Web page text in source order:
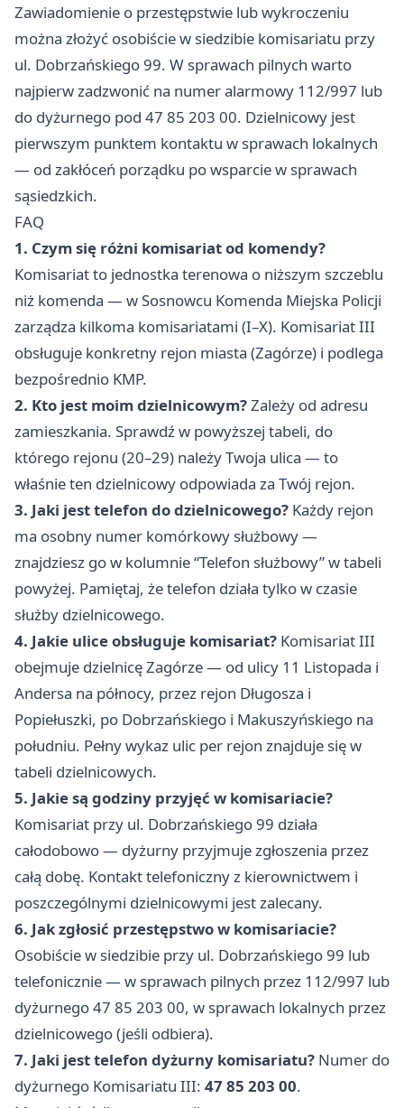
Mehoffera, Klonowa
od 1 do 25, Klonowa
od 2 do 12, Kornela
Makuszyńskiego od 1
do 7, Kornela
Makuszyńskiego od 2
do 6, Majora Henryka
Henryka Hubala
Dobrzańskiego od
112 do 154, Porębska,
Środkowa, Wschodnia,
Zagórska, Źródlana
Górnicza, Gwiezdna,
Ignacego Krasickiego,
Jedności, Józefa
Lompy, Józefa
Pomian-
Pomianowskiego,
Karola Miarki,
Katowicka, Klonowa
Kolejowa, Kornela
Makuszyńskiego od 9
do 63, Kornela
do 44, Łódzka,
Łużycka, Majora
Dobrzańskiego od 2
do 110, Majora
Henryka Hubala
Dobrzańskiego od 1
do 97, Majora
Henryka
Sucharskiego,
Olsztyńska, Podgórna,
Rewolucji 1905,
Maksymiliana Kolbe,
Tarnowska, Walerego
Wróblewskiego,
Waleriana
Łukasińskiego,
Zachodnia, Zdrojowa,
Zielonogórska
Zawiadomienie o przestępstwie lub wykroczeniu
można złożyć osobiście w siedzibie komisariatu przy
ul. Dobrzańskiego 99. W sprawach pilnych warto
najpierw zadzwonić na numer alarmowy 112/997 lub
do dyżurnego pod 47 85 203 00. Dzielnicowy jest
pierwszym punktem kontaktu w sprawach lokalnych
— od zakłóceń porządku po wsparcie w sprawach
sąsiedzkich.
FAQ
1. Czym się różni komisariat od komendy?
Komisariat to jednostka terenowa o niższym szczeblu
niż komenda — w Sosnowcu Komenda Miejska Policji
zarządza kilkoma komisariatami (I–X). Komisariat III
obsługuje konkretny rejon miasta (Zagórze) i podlega
bezpośrednio KMP.
2. Kto jest moim dzielnicowym?Zależy od adresu
zamieszkania. Sprawdź w powyższej tabeli, do
którego rejonu (20–29) należy Twoja ulica — to
właśnie ten dzielnicowy odpowiada za Twój rejon.
3. Jaki jest telefon do dzielnicowego? Każdy rejon
ma osobny numer komórkowy służbowy —
znajdziesz go w kolumnie “Telefon służbowy” w tabeli
powyżej. Pamiętaj, że telefon działa tylko w czasie
służby dzielnicowego.
4. Jakie ulice obsługuje komisariat? Komisariat III
obejmuje dzielnicę Zagórze — od ulicy 11 Listopada i
Andersa na północy, przez rejon Długosza i
Popiełuszki, po Dobrzańskiego i Makuszyńskiego na
południu. Pełny wykaz ulic per rejon znajduje się w
tabeli dzielnicowych.
5. Jakie są godziny przyjęć w komisariacie?
Komisariat przy ul. Dobrzańskiego 99 działa
całodobowo — dyżurny przyjmuje zgłoszenia przez
całą dobę. Kontakt telefoniczny z kierownictwem i
poszczególnymi dzielnicowymi jest zalecany.
6. Jak zgłosić przestępstwo w komisariacie?
Osobiście w siedzibie przy ul. Dobrzańskiego 99 lub
telefonicznie — w sprawach pilnych przez 112/997 lub
dyżurnego 47 85 203 00, w sprawach lokalnych przez
dzielnicowego (jeśli odbiera).
7. Jaki jest telefon dyżurny komisariatu? Numer do
dyżurnego Komisariatu III: 47 85 203 00.